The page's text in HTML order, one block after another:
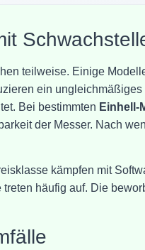
teilweise. Einige
ein
Bei bestimmten Einhell-
der Messer. Nach
kämpfen mit
häufig auf. Die